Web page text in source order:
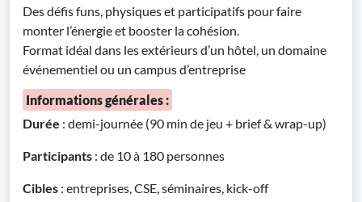
Des défis funs, physiques et participatifs pour faire
monter l’énergie et booster la cohésion.
Format idéal dans les extérieurs d’un hôtel, un domaine
événementiel ou un campus d’entreprise
Informations générales :
Durée : demi-journée (90 min de jeu + brief & wrap-up)
Participants : de 10 à 180 personnes
Cibles : entreprises, CSE, séminaires, kick-off